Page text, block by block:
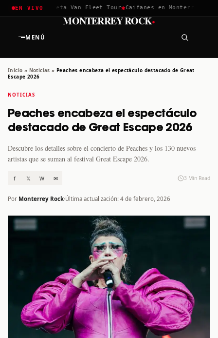
EN VIVO
2026 ✱Greta Van Fleet Tour✱Caifanes en Monterrey · 12
MENÚ
MONTERREY ROCK·
Inicio » Noticias » Peaches encabeza el espectáculo destacado de Great
Escape 2026
NOTICIAS
Peaches encabeza el espectáculo
destacado de Great Escape 2026
Descubre los detalles sobre el concierto de Peaches y los 130 nuevos
artistas que se suman al festival Great Escape 2026.
f 𝕏 W ✉ 3 Min Read
Por Monterrey Rock Última actualización: 4 de febrero, 2026